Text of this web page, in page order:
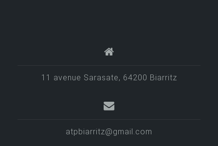
11 avenue Sarasate, 64200 Biarritz
atpbiarritz@gmail.com